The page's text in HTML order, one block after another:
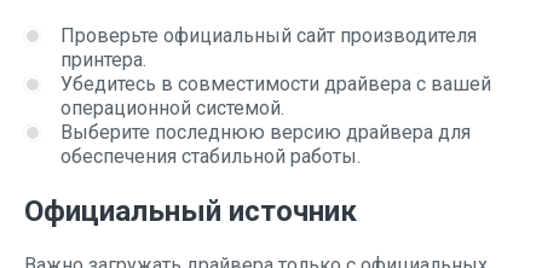
Проверьте официальный сайт производителя
принтера.
Убедитесь в совместимости драйвера с вашей
операционной системой.
Выберите последнюю версию драйвера для
обеспечения стабильной работы.
Официальный источник